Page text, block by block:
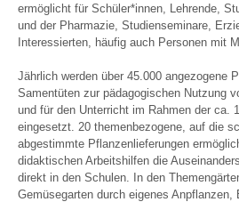
ermöglicht für Schüler*innen, Lehrende,
und der Pharmazie, Studienseminare,
Interessierten, häufig auch Personen mit
Jährlich werden über 45.000 angezogene
Samentüten zur pädagogischen Nutzung
und für den Unterricht im Rahmen der ca.
eingesetzt. 20 themenbezogene, auf die
abgestimmte Pflanzenlieferungen
didaktischen Arbeitshilfen die
direkt in den Schulen. In den
Gemüsegarten durch eigenes Anpflanzen,